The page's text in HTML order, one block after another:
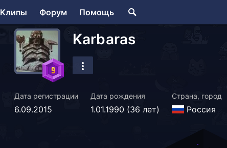
Клипы Форум Помощь
Karbaras
Дата регистрации
6.09.2015
Дата рождения
1.01.1990 (36 лет)
Страна, город
Россия